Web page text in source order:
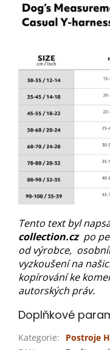
Tento text byl
collection.czpo
od výrobce,
vyzkoušení na
kopírování ke
autorských práv.
Doplňkové
Kategorie:
Postroje